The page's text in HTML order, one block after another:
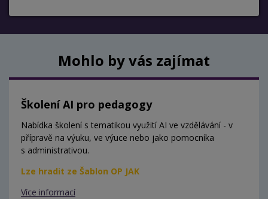
Mohlo by vás zajímat
Školení AI pro pedagogy
Nabídka školení s tematikou využití AI ve vzdělávání - v
přípravě na výuku, ve výuce nebo jako pomocníka
s administrativou.
Lze hradit ze Šablon OP JAK
Více informací